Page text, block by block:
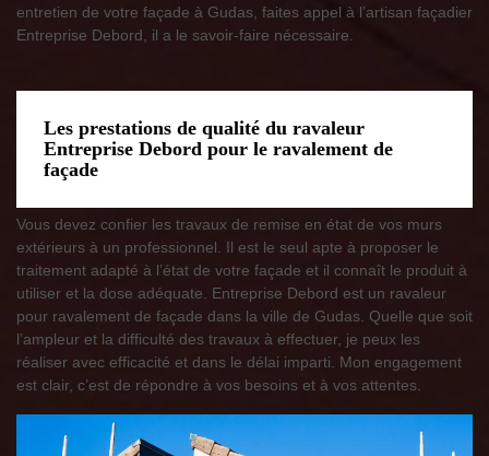
entretien de votre façade à Gudas, faites appel à l’artisan façadier
Entreprise Debord, il a le savoir-faire nécessaire.
Les prestations de qualité du ravaleur
Entreprise Debord pour le ravalement de
façade
Vous devez confier les travaux de remise en état de vos murs
extérieurs à un professionnel. Il est le seul apte à proposer le
traitement adapté à l’état de votre façade et il connaît le produit à
utiliser et la dose adéquate. Entreprise Debord est un ravaleur
pour ravalement de façade dans la ville de Gudas. Quelle que soit
l’ampleur et la difficulté des travaux à effectuer, je peux les
réaliser avec efficacité et dans le délai imparti. Mon engagement
est clair, c’est de répondre à vos besoins et à vos attentes.